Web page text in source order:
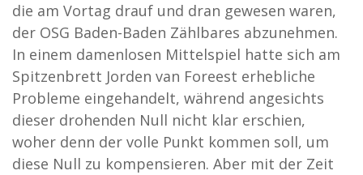
die am Vortag drauf und dran gewesen waren,
der OSG Baden-Baden Zählbares abzunehmen.
In einem damenlosen Mittelspiel hatte sich am
Spitzenbrett Jorden van Foreest erhebliche
Probleme eingehandelt, während angesichts
dieser drohenden Null nicht klar erschien,
woher denn der volle Punkt kommen soll, um
diese Null zu kompensieren. Aber mit der Zeit